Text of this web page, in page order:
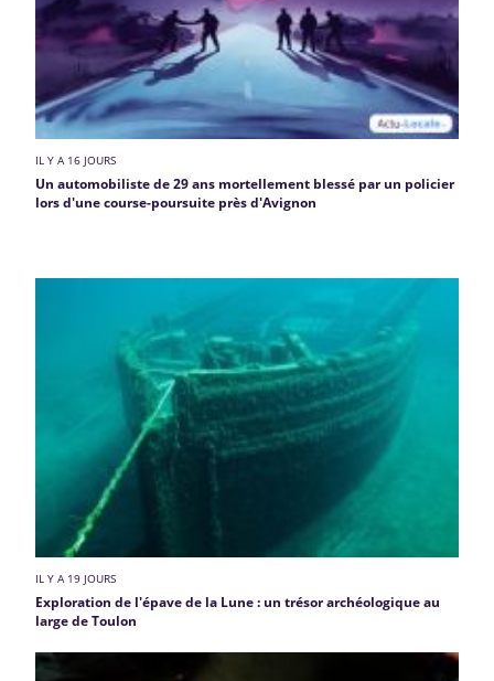
IL Y A 16 JOURS
Un automobiliste de 29 ans mortellement blessé par un policier
lors d'une course-poursuite près d'Avignon
IL Y A 19 JOURS
Exploration de l'épave de la Lune : un trésor archéologique au
large de Toulon